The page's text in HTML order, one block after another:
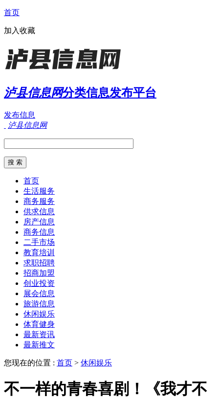
首页
加入收藏
泸县信息网分类信息发布平台
发布信息
泸县信息网
首页
生活服务
商务服务
供求信息
房产信息
商务信息
二手市场
教育培训
求职招聘
招商加盟
创业投资
展会信息
旅游信息
休闲娱乐
体育健身
最新资讯
最新推文
您现在的位置 : 首页 > 休闲娱乐
不一样的青春喜剧！《我才不